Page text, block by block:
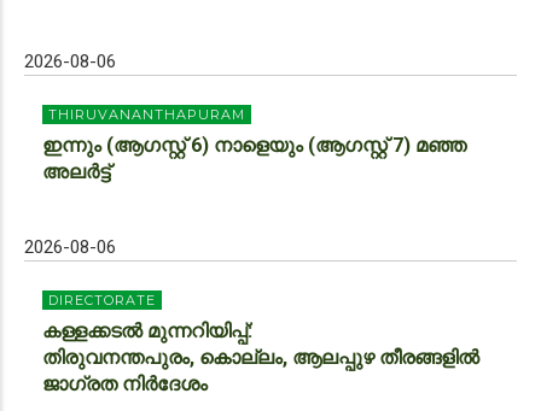
2026-08-06
THIRUVANANTHAPURAM
ഇന്നും (ആഗസ്റ്റ് 6) നാളെയും (ആഗസ്റ്റ് 7) മഞ്ഞ
അലർട്ട്
2026-08-06
DIRECTORATE
കള്ളക്കടൽ മുന്നറിയിപ്പ്:
തിരുവനന്തപുരം, കൊല്ലം, ആലപ്പുഴ തീരങ്ങളിൽ
ജാഗ്രത നിർദേശം